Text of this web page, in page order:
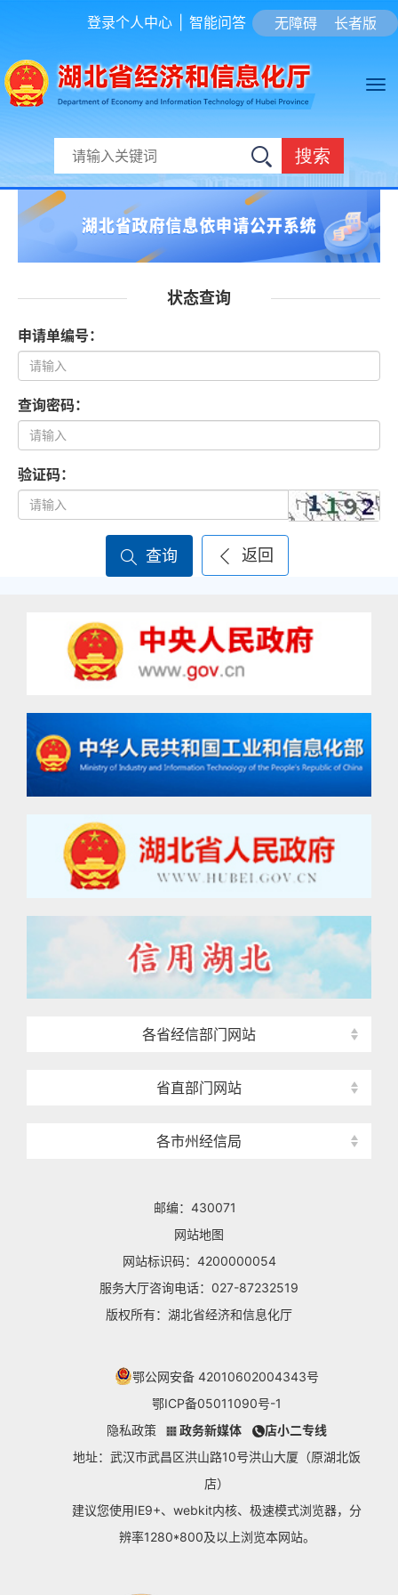
无障碍 长者版
登录个人中心 智能问答
搜索
状态查询
申请单编号：
查询密码：
验证码：
查询 返回
各省经信部门网站
省直部门网站
各市州经信局
邮编：430071
网站地图
网站标识码：4200000054
服务大厅咨询电话：027-87232519
版权所有：湖北省经济和信息化厅
鄂公网安备 42010602004343号
鄂ICP备05011090号-1
隐私政策
政务新媒体
店小二专线
地址：武汉市武昌区洪山路10号洪山大厦（原湖北饭
店）
建议您使用IE9+、webkit内核、极速模式浏览器，分
辨率1280*800及以上浏览本网站。